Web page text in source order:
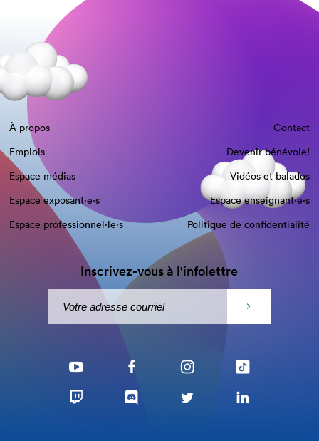
À propos
Contact
Emplois
Devenir bénévole!
Espace médias
Vidéos et balados
Espace exposant·e⋅s
Espace enseignant·e⋅s
Espace professionnel·le⋅s
Politique de confidentialité
Inscrivez-vous à l'infolettre